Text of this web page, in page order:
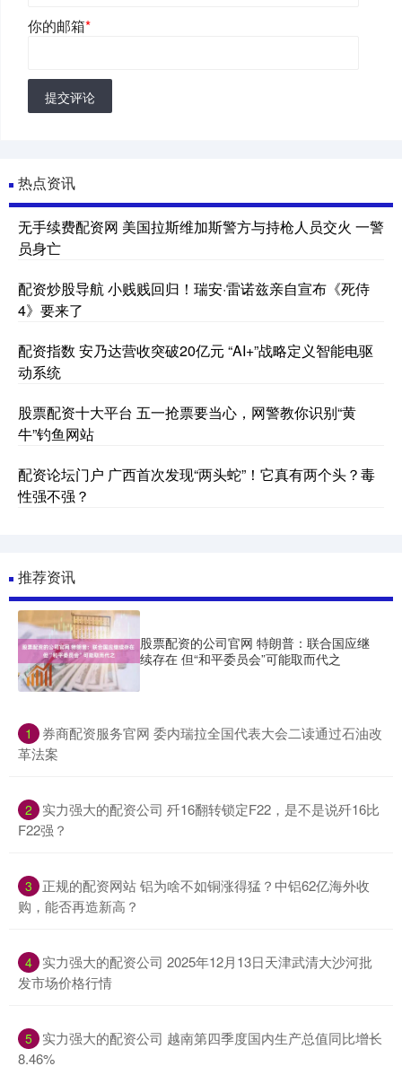
你的邮箱*
提交评论
热点资讯
无手续费配资网 美国拉斯维加斯警方与持枪人员交火 一警
员身亡
配资炒股导航 小贱贱回归！瑞安·雷诺兹亲自宣布《死侍
4》要来了
配资指数 安乃达营收突破20亿元 “AI+”战略定义智能电驱
动系统
股票配资十大平台 五一抢票要当心，网警教你识别“黄
牛”钓鱼网站
配资论坛门户 广西首次发现“两头蛇”！它真有两个头？毒
性强不强？
推荐资讯
股票配资的公司官网 特朗普：联合国应继
续存在 但“和平委员会”可能取而代之
1
​券商配资服务官网 委内瑞拉全国代表大会二读通过石油改
革法案
2
​实力强大的配资公司 歼16翻转锁定F22，是不是说歼16比
F22强？
3
​正规的配资网站 铝为啥不如铜涨得猛？中铝62亿海外收
购，能否再造新高？
4 ​实力强大的配资公司 2025年12月13日天津武清大沙河批
发市场价格行情
5 ​实力强大的配资公司 越南第四季度国内生产总值同比增长
8.46%